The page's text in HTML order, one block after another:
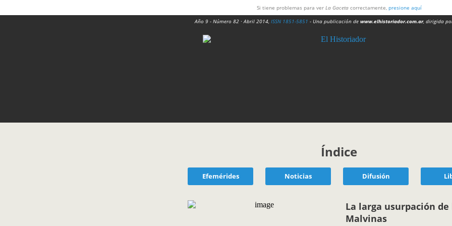
Si tiene problemas para ver La Gaceta correctamente, presione aquí
Año 9 - Número 82 · Abril 2014, ISSN 1851-5851 - Una publicación de www.elhistoriador.com.ar, dirigida
Índice
Efemérides Noticias Difusión
La larga usurpación de
Malvinas